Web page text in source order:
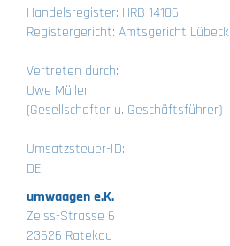
Handelsregister: HRB 14186
Registergericht: Amtsgericht Lübeck
Vertreten durch:
Uwe Müller
(Gesellschafter u. Geschäftsführer)
Umsatzsteuer-ID:
DE
umwaagen e.K.
Zeiss-Strasse 6
23626 Ratekau